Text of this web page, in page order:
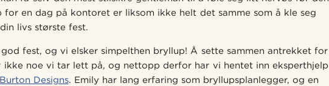
for en dag på kontoret er liksom ikke helt det samme som å kle seg
livs største fest.
fest, og vi elsker simpelthen bryllup! Å sette sammen antrekket for
ikke noe vi tar lett på, og nettopp derfor har vi hentet inn eksperthjelp
Designs. Emily har lang erfaring som bryllupsplanlegger, og en